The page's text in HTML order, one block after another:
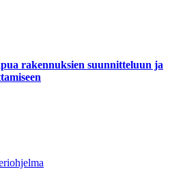
rakennuksien suunnitteluun ja